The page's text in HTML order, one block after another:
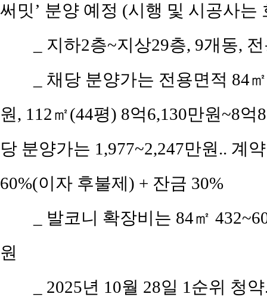
써밋’ 분양 예정 (시행 및 시공사는
_ 지하2층~지상29층, 9개동,
_ 채당 분양가는 전용면적 84
원, 112㎡(44평) 8억6,130만원~8억
당 분양가는 1,977~2,247만원.. 계
60%(이자 후불제) + 잔금 30%
_ 발코니 확장비는 84㎡
원
_ 2025년 10월 28일 1순위 청